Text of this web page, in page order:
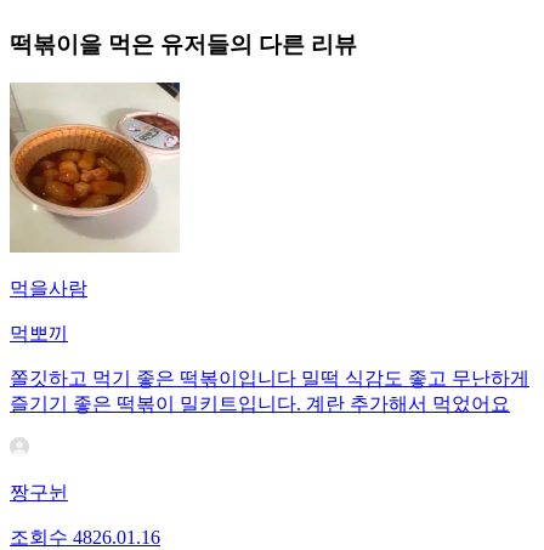
떡볶이 을 먹은 유저들의 다른 리뷰
먹을사람
먹뽀끼
쫄깃하고 먹기 좋은 떡볶이입니다 밀떡 식감도 좋고 무난하게
즐기기 좋은 떡볶이 밀키트입니다. 계란 추가해서 먹었어요
짱구뉜
조회수 4826.01.16